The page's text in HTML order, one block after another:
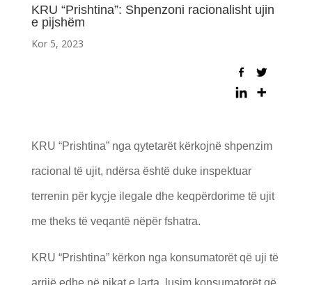
KRU “Prishtina”: Shpenzoni racionalisht ujin
e pijshëm
Kor 5, 2023
KRU “Prishtina” nga qytetarët kërkojnë shpenzim
racional të ujit, ndërsa është duke inspektuar
terrenin për kyçje ilegale dhe keqpërdorime të ujit
me theks të veqantë nëpër fshatra.
KRU “Prishtina” kërkon nga konsumatorët që uji të
arrijë edhe në pikat e larta, lusim konsumatorët që